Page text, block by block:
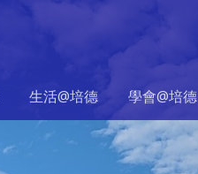
生活@培德 學會@培德